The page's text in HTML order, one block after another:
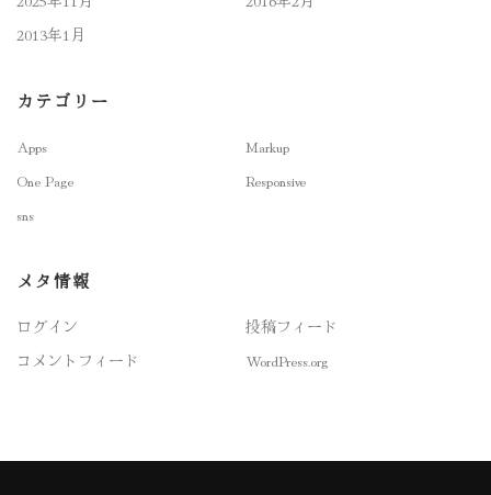
2013年1月
カテゴリー
Apps
Markup
One Page
Responsive
sns
メタ情報
ログイン
投稿フィード
コメントフィード
WordPress.org